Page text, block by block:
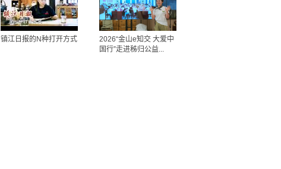
镇江日报的N种打开方式
2026“金山e知交 大爱中
国行”走进秭归公益...